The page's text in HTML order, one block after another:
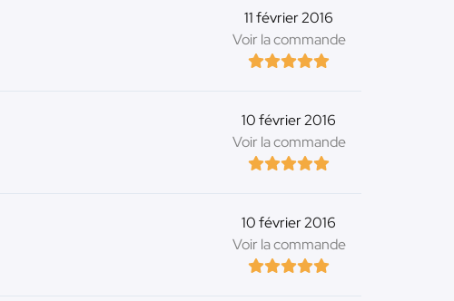
11 février 2016
Voir la commande
10 février 2016
Voir la commande
10 février 2016
Voir la commande